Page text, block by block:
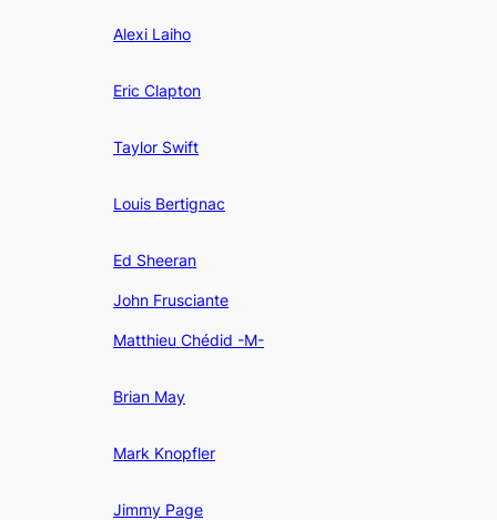
Alexi Laiho
Eric Clapton
Taylor Swift
Louis Bertignac
Ed Sheeran
John Frusciante
Matthieu Chédid -M-
Brian May
Mark Knopfler
Jimmy Page